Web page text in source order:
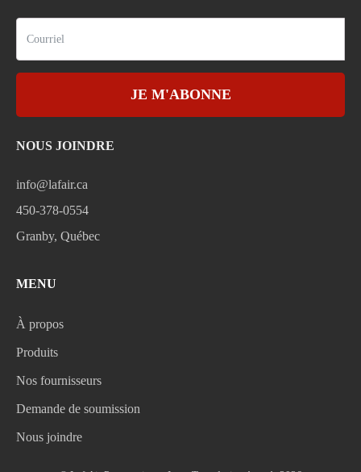
JE M'ABONNE
NOUS JOINDRE
info@lafair.ca
450-378-0554
Granby, Québec
MENU
À propos
Produits
Nos fournisseurs
Demande de soumission
Nous joindre